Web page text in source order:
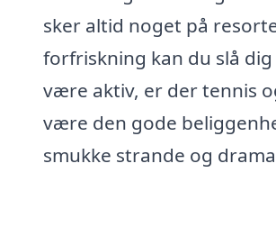
sker altid noget på
forfriskning kan du slå
være aktiv, er der tennis
være den gode
smukke strande og